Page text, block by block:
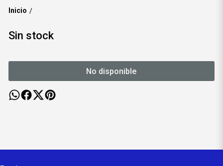
Inicio /
Sin stock
No disponible